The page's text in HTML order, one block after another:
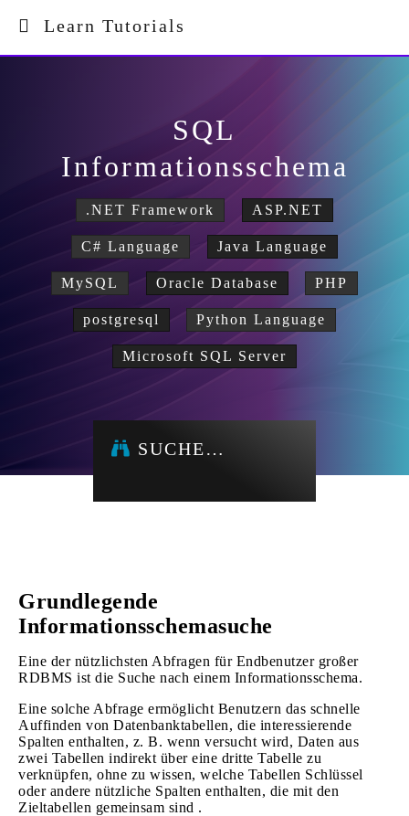
Learn Tutorials
SQL
Informationsschema
.NET Framework ASP.NET
C# Language Java Language
MySQL Oracle Database PHP
postgresql Python Language
Microsoft SQL Server
SUCHE…
Grundlegende
Informationsschemasuche
Eine der nützlichsten Abfragen für Endbenutzer großer
RDBMS ist die Suche nach einem Informationsschema.
Eine solche Abfrage ermöglicht Benutzern das schnelle
Auffinden von Datenbanktabellen, die interessierende
Spalten enthalten, z. B. wenn versucht wird, Daten aus
zwei Tabellen indirekt über eine dritte Tabelle zu
verknüpfen, ohne zu wissen, welche Tabellen Schlüssel
oder andere nützliche Spalten enthalten, die mit den
Zieltabellen gemeinsam sind .